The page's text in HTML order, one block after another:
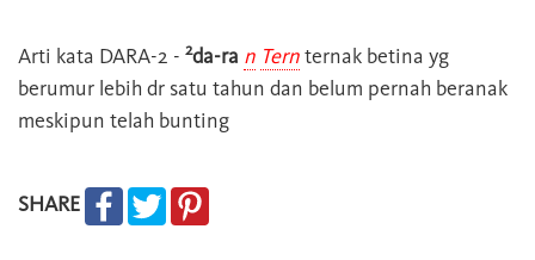
Arti kata DARA-2 - 2da-ra n Ternternak betina yg
berumur lebih dr satu tahun dan belum pernah beranak
meskipun telah bunting
SHARE